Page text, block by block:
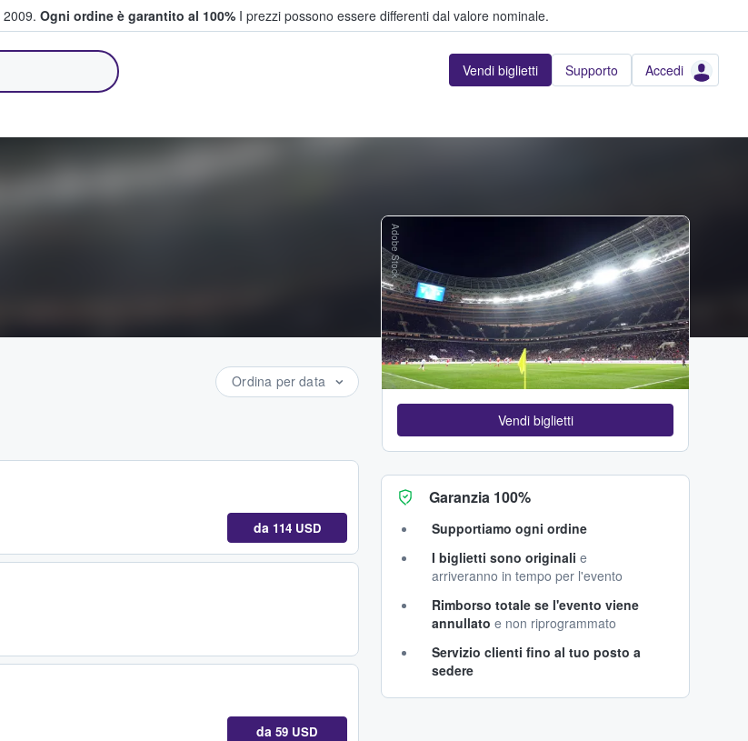
Ogni ordine è garantito al 100% I prezzi possono essere differenti dal valore nominale.
biglietti Vendi biglietti Supporto Accedi
Ordina per data
da 114 USD
da 59 USD
Adobe Stock
Vendi biglietti
Garanzia 100%
Supportiamo ogni ordine
I biglietti sono originali e
arriveranno in tempo per l'evento
Rimborso totale se l'evento viene
annullato e non riprogrammato
Servizio clienti fino al tuo posto a
sedere